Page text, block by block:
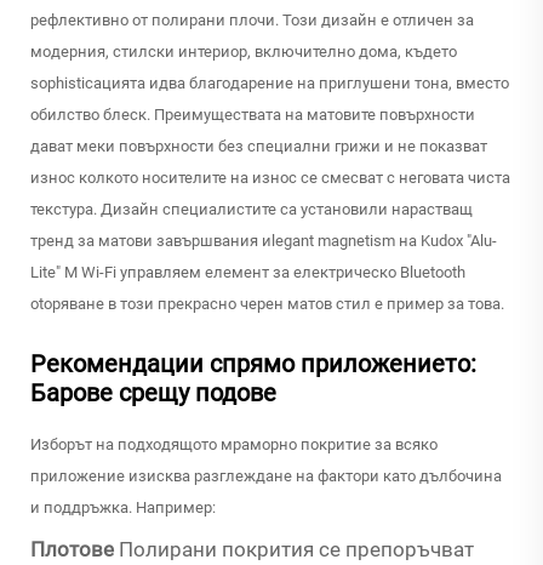
рефлективно от полирани плочи. Този дизайн е отличен за
модерния, стилски интериор, включително дома, където
sophisticaцията идва благодарение на приглушени тона, вместо
обилство блеск. Преимуществата на матовите повърхности
дават меки повърхности без специални грижи и не показват
износ колкото носителите на износ се смесват с неговата чиста
текстура. Дизайн специалистите са установили нарастващ
тренд за матови завършвания иlegant magnetism на Kudox "Alu-
Lite" M Wi-Fi управляем елемент за електрическо Bluetooth
оtopяване в този прекраснo черен матов стил е пример за това.
Рекомендации спрямо приложението:
Барове срещу подове
Изборът на подходящото мраморно покритие за всяко
приложение изисква разглеждане на фактори като дълбочина
и поддръжка. Например:
Плотове Полирани покрития се препоръчват